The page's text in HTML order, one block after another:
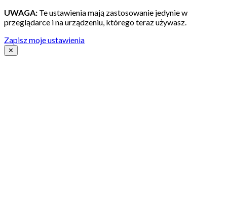
UWAGA: Te ustawienia mają zastosowanie jedynie w
przeglądarce i na urządzeniu, którego teraz używasz.
Zapisz moje ustawienia
✕